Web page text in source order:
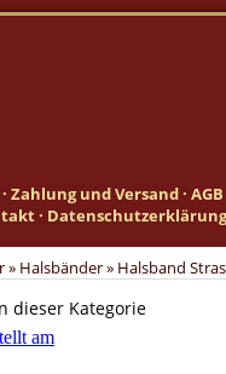
· Zahlung und Versand·
· Datenschutzerklärung
» Halsbänder» Halsband
dieser Kategorie